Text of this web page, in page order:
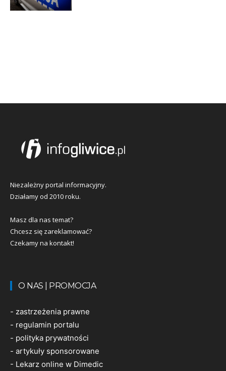
Niezależny portal informacyjny.
Działamy od 2010 roku.
Masz dla nas temat?
Chcesz się zareklamować?
Czekamy na kontakt!
O NAS | PROMOCJA
- zastrzeżenia prawne
- regulamin portalu
- polityka prywatności
- artykuły sponsorowane
- Lekarz online w Dimedic